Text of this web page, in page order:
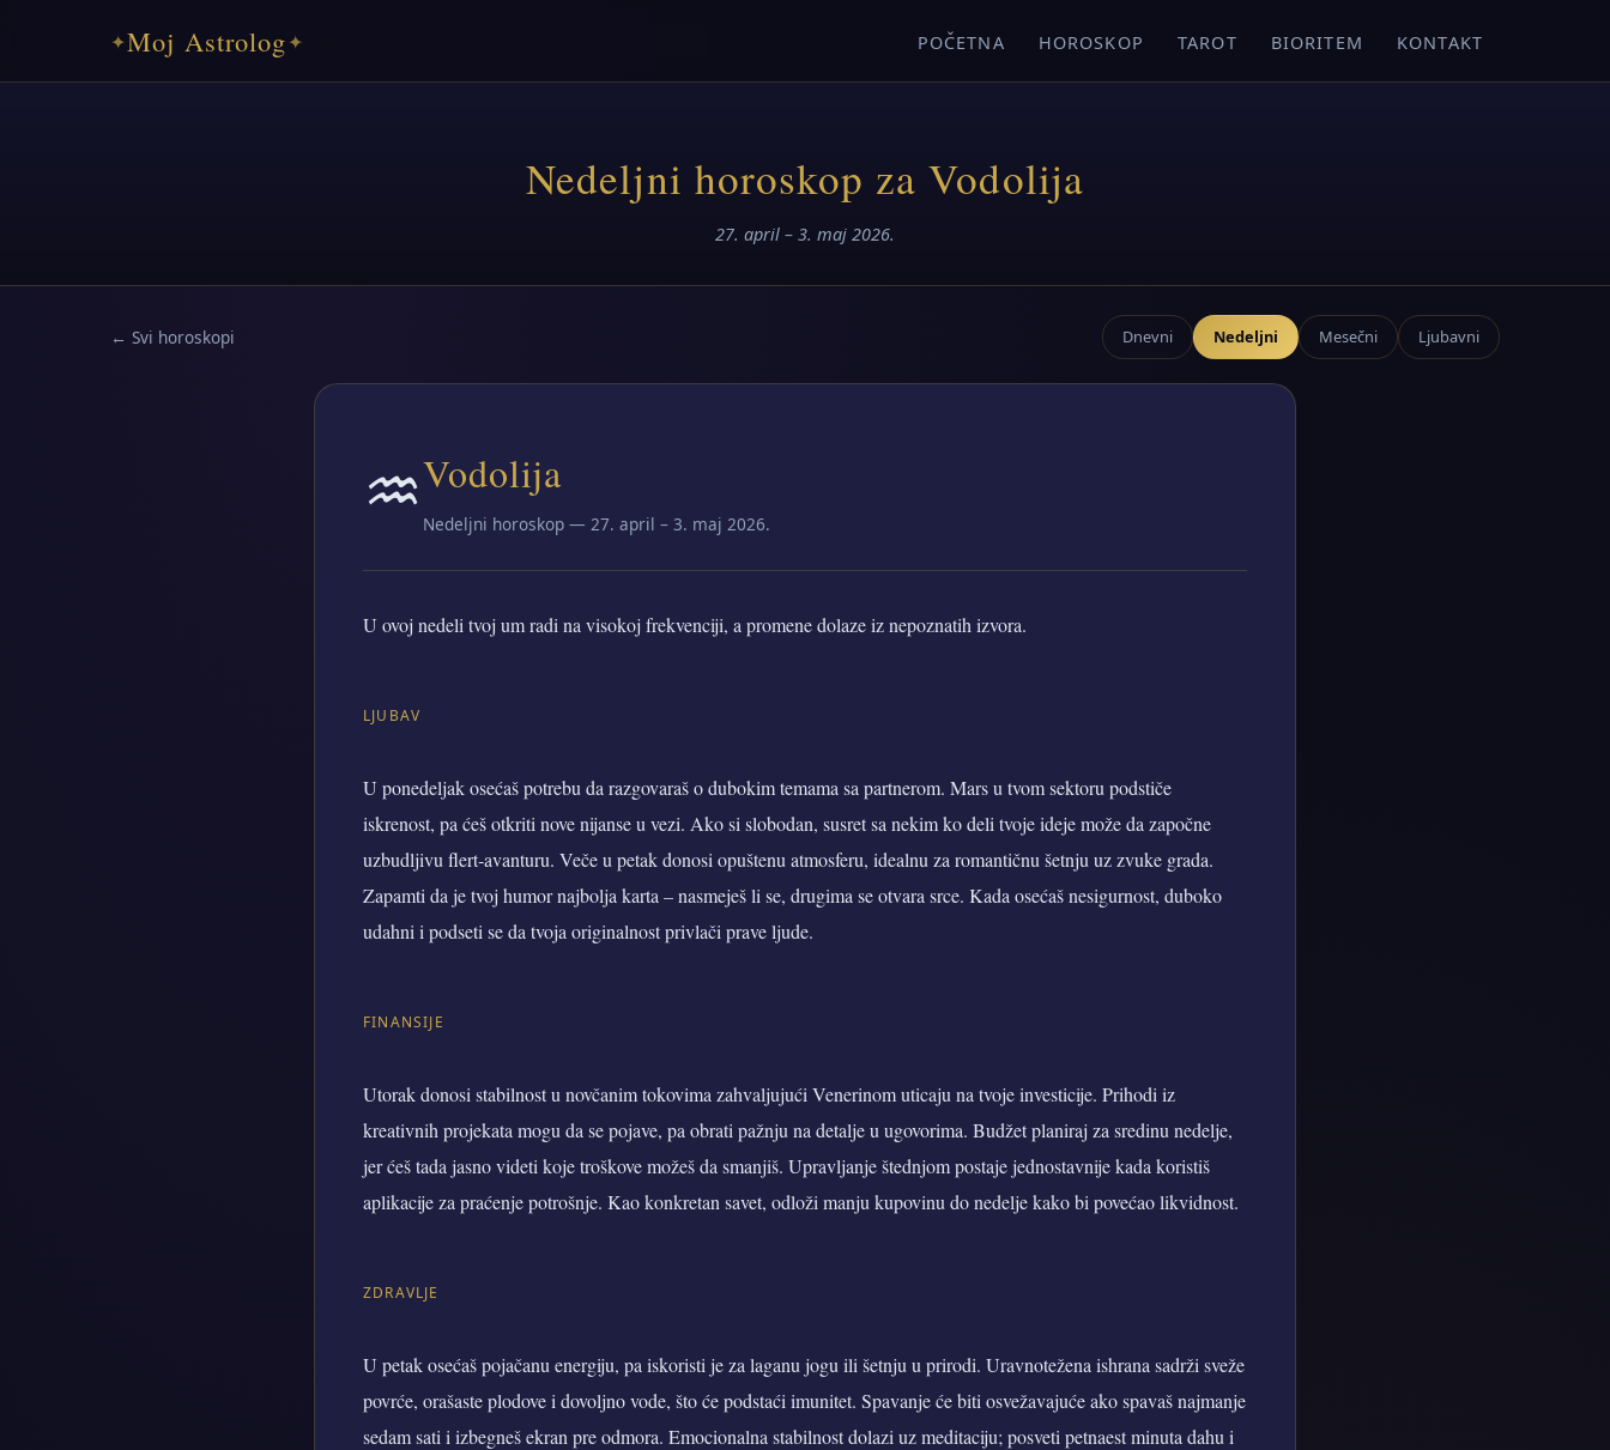
✦Moj Astrolog✦ POČETNA HOROSKOP TAROT BIORITEM KONTAKT
Nedeljni horoskop za Vodolija
27. april – 3. maj 2026.
← Svi horoskopi Dnevni Nedeljni Mesečni Ljubavni
♒Vodolija
Nedeljni horoskop — 27. april – 3. maj 2026.
U ovoj nedeli tvoj um radi na visokoj frekvenciji, a promene dolaze iz nepoznatih izvora.
LJUBAV
U ponedeljak osećaš potrebu da razgovaraš o dubokim temama sa partnerom. Mars u tvom sektoru podstiče
iskrenost, pa ćeš otkriti nove nijanse u vezi. Ako si slobodan, susret sa nekim ko deli tvoje ideje može da započne
uzbudljivu flert‑avanturu. Veče u petak donosi opuštenu atmosferu, idealnu za romantičnu šetnju uz zvuke grada.
Zapamti da je tvoj humor najbolja karta – nasmeješ li se, drugima se otvara srce. Kada osećaš nesigurnost, duboko
udahni i podseti se da tvoja originalnost privlači prave ljude.
FINANSIJE
Utorak donosi stabilnost u novčanim tokovima zahvaljujući Venerinom uticaju na tvoje investicije. Prihodi iz
kreativnih projekata mogu da se pojave, pa obrati pažnju na detalje u ugovorima. Budžet planiraj za sredinu nedelje,
jer ćeš tada jasno videti koje troškove možeš da smanjiš. Upravljanje štednjom postaje jednostavnije kada koristiš
aplikacije za praćenje potrošnje. Kao konkretan savet, odloži manju kupovinu do nedelje kako bi povećao likvidnost.
ZDRAVLJE
U petak osećaš pojačanu energiju, pa iskoristi je za laganu jogu ili šetnju u prirodi. Uravnotežena ishrana sadrži sveže
povrće, orašaste plodove i dovoljno vode, što će podstaći imunitet. Spavanje će biti osvežavajuće ako spavaš najmanje
sedam sati i izbegneš ekran pre odmora. Emocionalna stabilnost dolazi uz meditaciju; posveti petnaest minuta dahu i